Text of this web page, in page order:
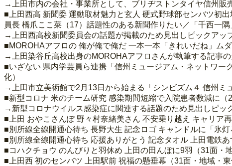
→上田市内の会社・事業所として、ブリヂストンタイヤ信州販
■上田西高 新聞委 運動取材魅力と玄人 硬式野球部センバツ初
員長 橋爪ここ菜（17）話題性のある新聞作りたい／「千西一
→上田西高校新聞委員会の話題が掲載のため見出しピックアッ
■MOROHAアフロの 俺が俺で俺だ 一本一本「きれいだね」ム
→上田染谷丘高校出身のMOROHAアフロさんが執筆する記事
■いざない 県内学芸員ら連携「信州ミュージアム・ネットワ
化）
→上田市立美術館で2月13日から始まる「シンビズム４ 信州
■新型コロナ 米のチーム研究 感染期間短縮で入院患者数減に（
→新型コロナウイルス感染症に関連する話題のため見出しピッ
■上田 おやこさんぽ 野々村奈緒美さん 不安乗り越え キャリア
■別所線全線開通心待ち 長野大生 記念ロゴ キャンドルに「氷
■別所線全線開通心待ち 応援ありがとう 記念タオル 上田電鉄あ
■コハクチョウ のんびりと羽休め 上田の田んぼに9羽（31面・
■上田西 初のセンバツ 上田駅前 祝福の懸垂幕（31面・地域・東